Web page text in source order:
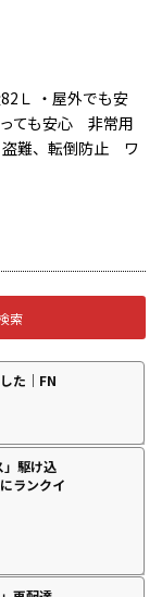
Ｌ ・屋外でも安
ても安心 非常用
盗難、転倒防止 ワ
索
た｜FN
駆け込
ランクイ